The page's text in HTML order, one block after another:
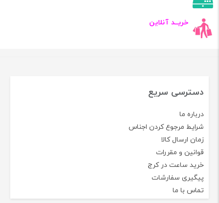
خریــد آنلاین
دسترسی سریع
درباره ما
شرایط مرجوع کردن اجناس
زمان ارسال کالا
قوانین و مقررات
خرید ساعت در کرج
پیگیری سفارشات
تماس با ما